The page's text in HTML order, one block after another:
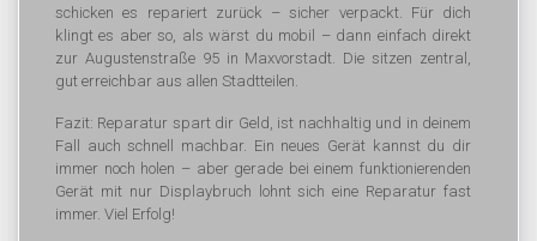
schicken es repariert zurück – sicher verpackt. Für dich
klingt es aber so, als wärst du mobil – dann einfach direkt
zur Augustenstraße 95 in Maxvorstadt. Die sitzen zentral,
gut erreichbar aus allen Stadtteilen.
Fazit: Reparatur spart dir Geld, ist nachhaltig und in deinem
Fall auch schnell machbar. Ein neues Gerät kannst du dir
immer noch holen – aber gerade bei einem funktionierenden
Gerät mit nur Displaybruch lohnt sich eine Reparatur fast
immer. Viel Erfolg!